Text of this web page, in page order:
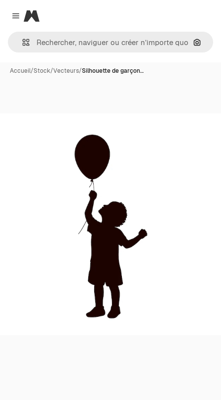
Close menu
Magnific
Accueil/Stock/Vecteurs/Silhouette de garçon…